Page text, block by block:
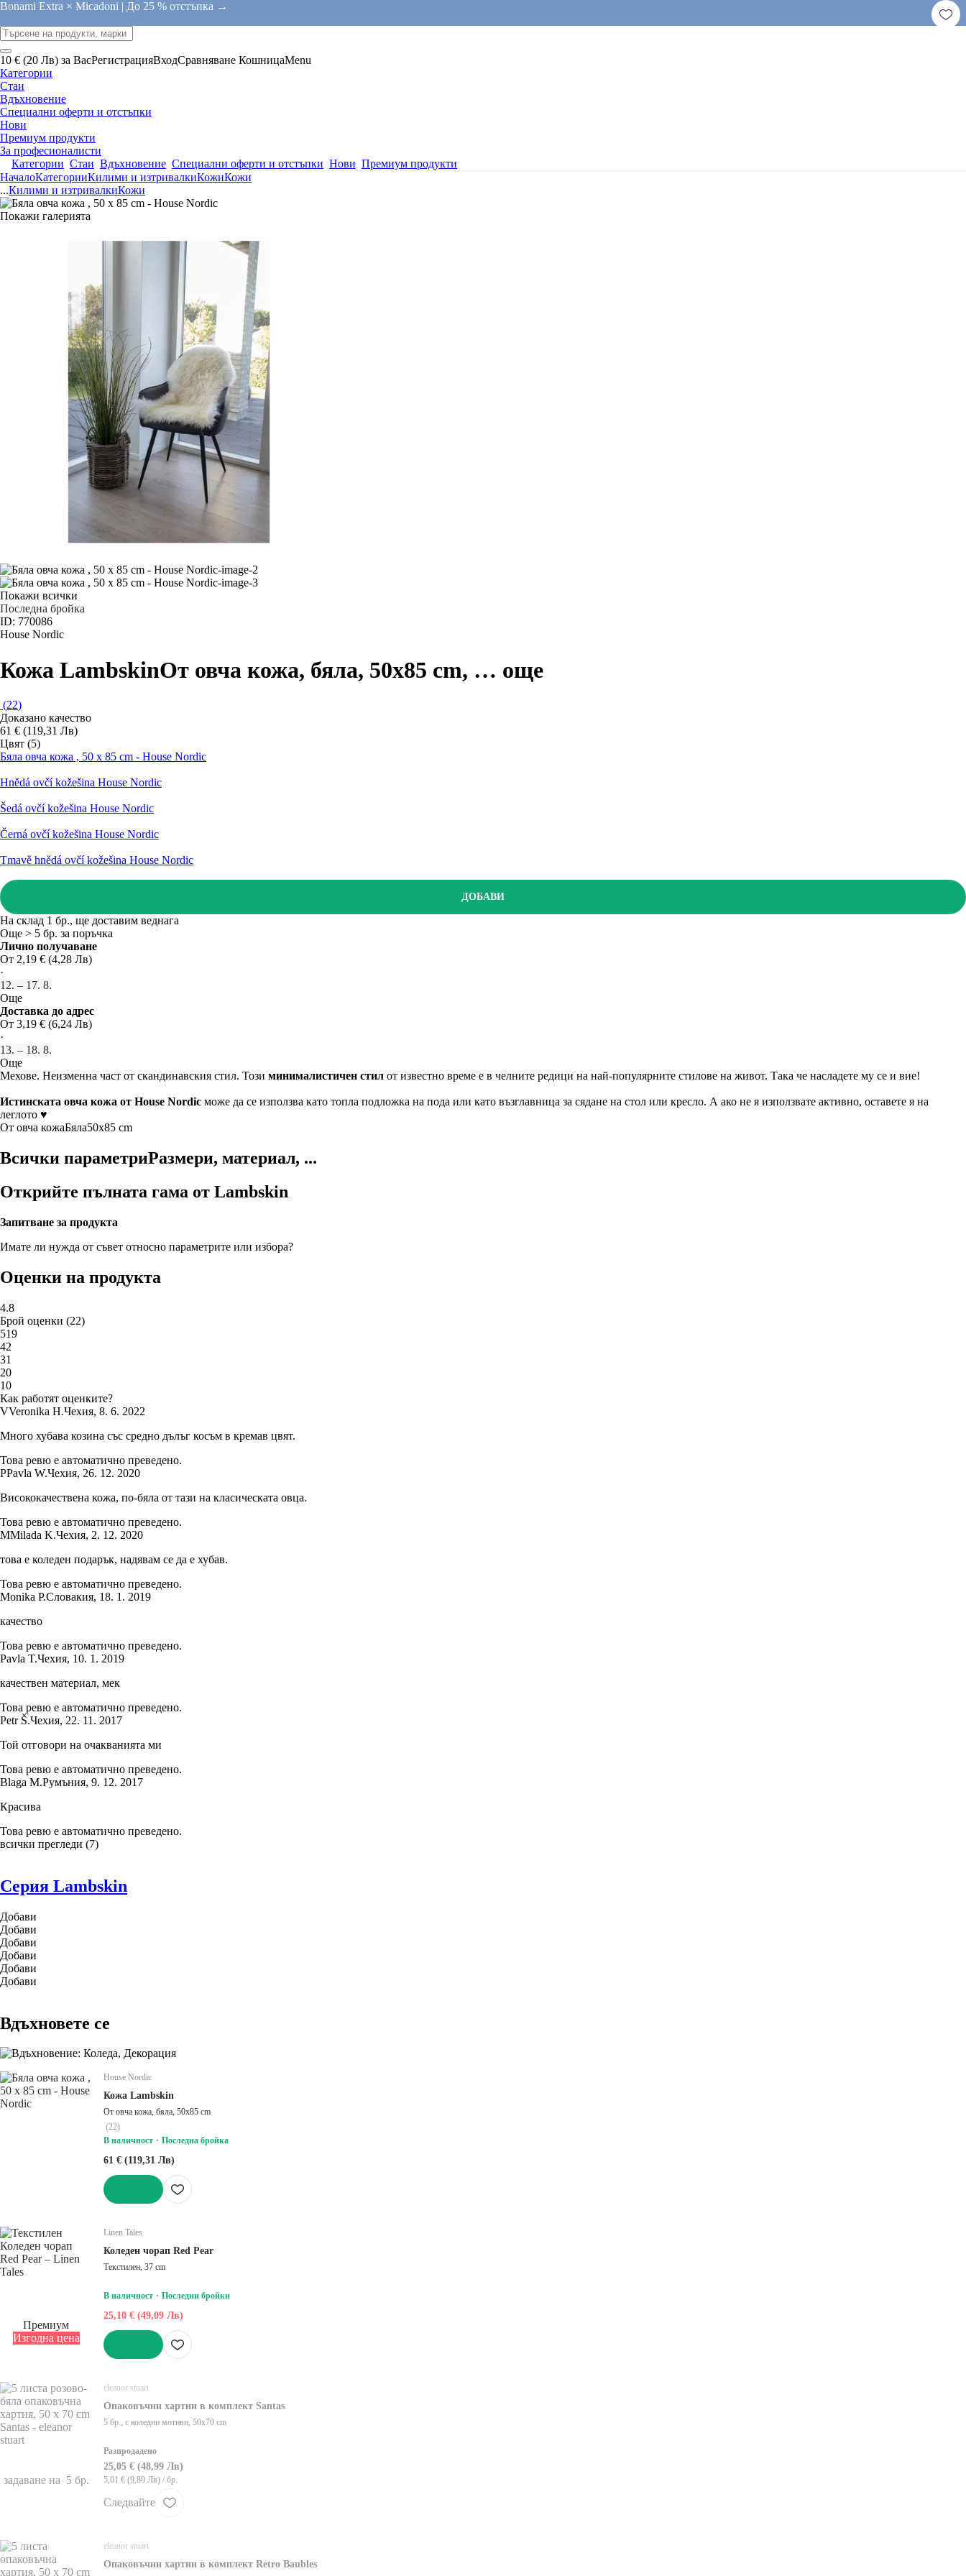
Bonami Extra × Micadoni | До 25 % отстъпка →
10 € (20 Лв) за ВасРегистрацияВходСравняване КошницаMenu
Категории
Стаи
Вдъхновение
Специални оферти и отстъпки
Нови
Премиум продукти
За професионалисти
Категории Стаи Вдъхновение Специални оферти и отстъпки Нови Премиум продукти
НачалоКатегорииКилими и изтривалкиКожиКожи
...Килими и изтривалкиКожи
Покажи галерията
Покажи всички
Последна бройка
ID: 770086
House Nordic
Кожа LambskinОт овча кожа, бяла, 50x85 cm, … още
(22)
Доказано качество
61 € (119,31 Лв)
Цвят (5)
Бяла овча кожа , 50 x 85 cm - House Nordic
Hnědá ovčí kožešina House Nordic
Šedá ovčí kožešina House Nordic
Černá ovčí kožešina House Nordic
Tmavě hnědá ovčí kožešina House Nordic
ДОБАВИ
На склад 1 бр., ще доставим веднага
Още > 5 бр. за поръчка
Лично получаване
От 2,19 € (4,28 Лв)
·
12. – 17. 8.
Още
Доставка до адрес
От 3,19 € (6,24 Лв)
·
13. – 18. 8.
Още
Мехове. Неизменна част от скандинавския стил. Този минималистичен стил от известно време е в челните редици на най-популярните стилове на живот. Така че насладете му се и вие!
Истинската овча кожа от House Nordic може да се използва като топла подложка на пода или като възглавница за сядане на стол или кресло. А ако не я използвате активно, оставете я на
леглото ♥
От овча кожаБяла50x85 cm
Всички параметриРазмери, материал, ...
Открийте пълната гама от Lambskin
Запитване за продукта
Имате ли нужда от съвет относно параметрите или избора?
Оценки на продукта
4.8
Брой оценки (22)
519
42
31
20
10
Как работят оценките?
VVeronika H.Чехия, 8. 6. 2022
Много хубава козина със средно дълъг косъм в кремав цвят.
Това ревю е автоматично преведено.
PPavla W.Чехия, 26. 12. 2020
Висококачествена кожа, по-бяла от тази на класическата овца.
Това ревю е автоматично преведено.
MMilada K.Чехия, 2. 12. 2020
това е коледен подарък, надявам се да е хубав.
Това ревю е автоматично преведено.
Monika P.Словакия, 18. 1. 2019
качество
Това ревю е автоматично преведено.
Pavla T.Чехия, 10. 1. 2019
качествен материал, мек
Това ревю е автоматично преведено.
Petr Š.Чехия, 22. 11. 2017
Той отговори на очакванията ми
Това ревю е автоматично преведено.
Blaga M.Румъния, 9. 12. 2017
Красива
Това ревю е автоматично преведено.
всички прегледи (7)
Серия Lambskin
Добави
Добави
Добави
Добави
Добави
Добави
Вдъхновете се
House Nordic
Кожа Lambskin
От овча кожа, бяла, 50x85 cm
(22)
В наличност
Последна бройка
61 € (119,31 Лв)
Премиум
Изгодна цена
Linen Tales
Коледен чорап Red Pear
Текстилен, 37 cm
В наличност Последни бройки
25,10 € (49,09 Лв)
задаване на 5 бр.
eleanor stuart
Опаковъчни хартии в комплект Santas
5 бр., с коледни мотиви, 50x70 cm
Разпродадено
25,05 € (48,99 Лв)
5,01 € (9,80 Лв) / бр.
Следвайте
eleanor stuart
Опаковъчни хартии в комплект Retro Baubles